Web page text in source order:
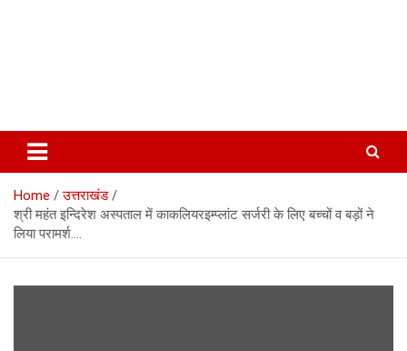
Home
उत्तराखंड
श्री महंत इन्दिरेश अस्पताल में काकलियरइम्प्लांट सर्जरी के लिए बच्चों व बड़ों ने
लिया परामर्श….